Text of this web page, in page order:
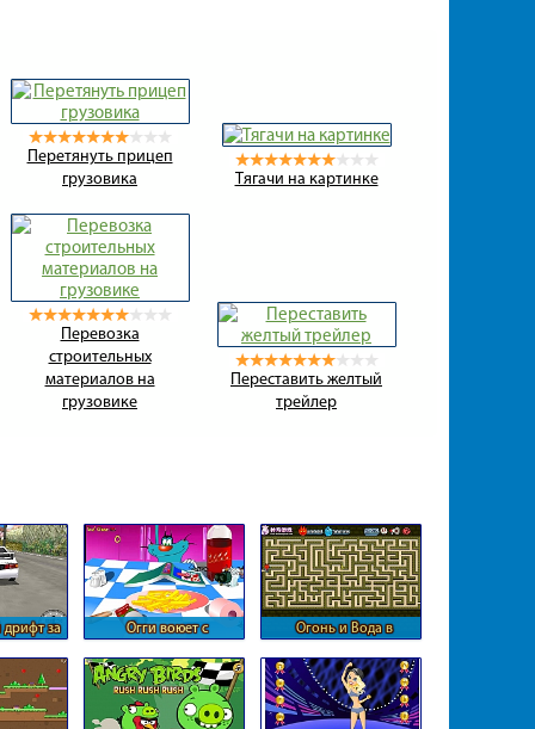
Перетянуть прицеп
грузовика
Тягачи на картинке
Перевозка
строительных
материалов на
грузовике
Переставить желтый
трейлер
за
Огги воюет с
Огонь и Вода в